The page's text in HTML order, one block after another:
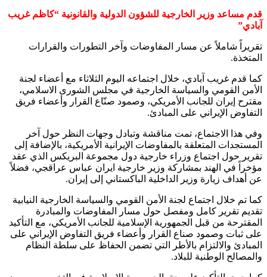
قدم مساعد وزير الخارجية للشؤون الدولية والقانونية “كاظم غريب‌
آبادي”
تقريراً شاملاً عن مسار المفاوضات وآخر التطورات والقرارات
المتخذة.
كما قدم غریب‌ آبادي، خلال اجتماعه اليوم الثلاثاء مع أعضاء لجنة
الأمن القومي والسياسة الخارجية في مجلس الشورى الاسلامي،
مقترح إيران للجانب الأمريكي، وصمود صنّاع القرار وأعضاء فريق
التفاوض الإيراني على المبادئ.
وفي هذا الاجتماع، تمت مناقشة وتبادل وجهات النظر حول آخر
المستجدات المتعلقة بالمفاوضات الإيرانية الأمريكية، بالإضافة إلى
تقرير حول اجتماع وزراء خارجية دول مجموعة البريكس الذي عقد
مؤخراً في الهند بمشاركة وزير خارجية ايران عباس عراقجي، فضلاً
عن أهداف زيارة وزير الداخلية الباكستاني إلى إيران.
كما تم خلال اجتماع لجنة الأمن القومي والسياسة الخارجية النيابية
تقديم تقرير كامل ومفصل حول مسار المفاوضات والمبادرة
المقترحة من قبل الجمهورية الإسلامية للجانب الأمريكي، مع التأكيد
على ثبات وصمود صناع القرار وأعضاء فريق التفاوض الإيراني على
المبادئ والالتزام بالأطر التي تضمن الحفاظ على سلطة النظام
والمصالح الوطنية للبلاد.